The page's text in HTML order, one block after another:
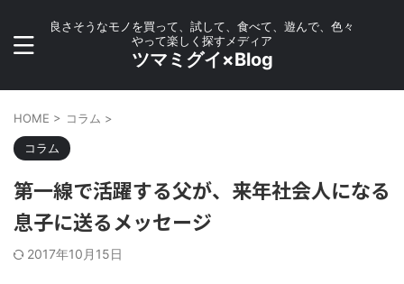
良さそうなモノを買って、試して、食べて、遊んで、色々
やって楽しく探すメディア
ツマミグイ×Blog
HOME > コラム >
コラム
第一線で活躍する父が、来年社会人になる
息子に送るメッセージ
2017年10月15日